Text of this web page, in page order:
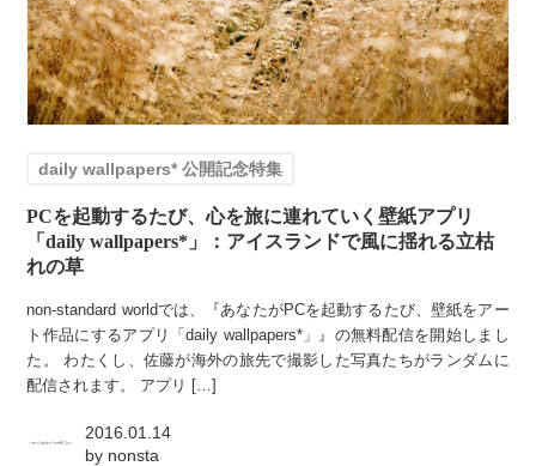
daily wallpapers* 公開記念特集
PCを起動するたび、心を旅に連れていく壁紙アプリ
「daily wallpapers*」：アイスランドで風に揺れる立枯
れの草
non-standard worldでは、『あなたがPCを起動するたび、壁紙をアー
ト作品にするアプリ「daily wallpapers*」』の無料配信を開始しまし
た。 わたくし、佐藤が海外の旅先で撮影した写真たちがランダムに
配信されます。 アプリ […]
2016.01.14
by nonsta